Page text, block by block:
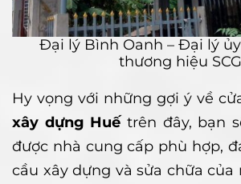
Đại lý Bình Oanh – Đại lý
thương hiệu SCG
Hy vọng với những gợi ý về
xây dựng Huếtrên đây, bạn
được nhà cung cấp phù hợp,
cầu xây dựng và sửa chữa của